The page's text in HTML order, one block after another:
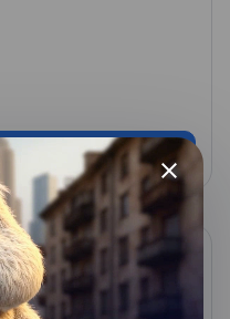
На сайт курса
close